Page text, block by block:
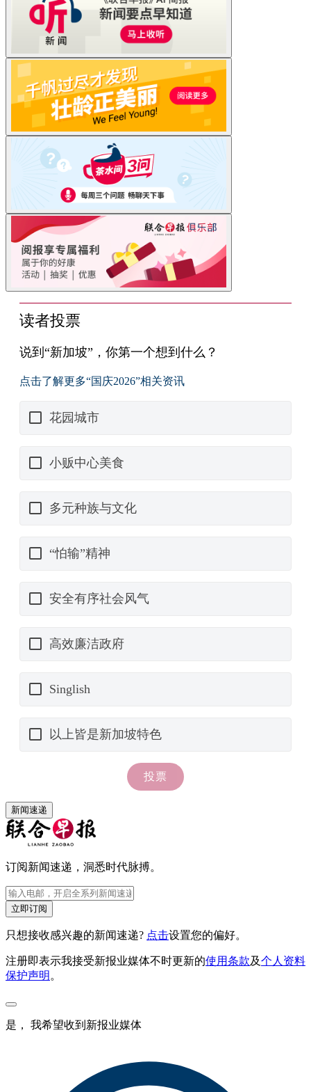
新闻速递
订阅新闻速递，洞悉时代脉搏。
立即订阅
只想接收感兴趣的新闻速递? 点击设置您的偏好。
注册即表示我接受新报业媒体不时更新的使用条款及个人资料
保护声明 。
是， 我希望收到新报业媒体